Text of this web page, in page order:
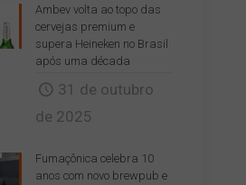
Ambev volta ao topo das
cervejas premium e
supera Heineken no Brasil
após uma década
31 de outubro
de 2025
Fumaçônica celebra 10
anos com novo brewpub e